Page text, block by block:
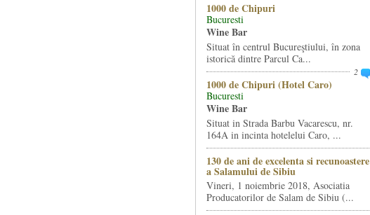
1000 de Chipuri
Bucuresti
Wine Bar
Situat în centrul Bucureştiului, în zona
istorică dintre Parcul Ca...
2
1000 de Chipuri (Hotel Caro)
Bucuresti
Wine Bar
Situat in Strada Barbu Vacarescu, nr.
164A in incinta hotelelui Caro, ...
130 de ani de excelenta si recunoastere
a Salamului de Sibiu
Vineri, 1 noiembrie 2018, Asociatia
Producatorilor de Salam de Sibiu (...